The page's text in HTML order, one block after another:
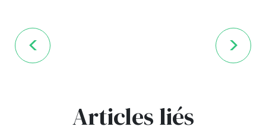
Articles liés